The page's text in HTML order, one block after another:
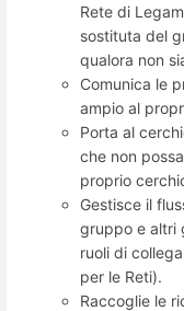
Rete di
sostituta del
qualora non
Comunica le
ampio al
Porta al
che non
proprio
Gestisce il
gruppo e altri
ruoli di
per le Reti).
Raccoglie le